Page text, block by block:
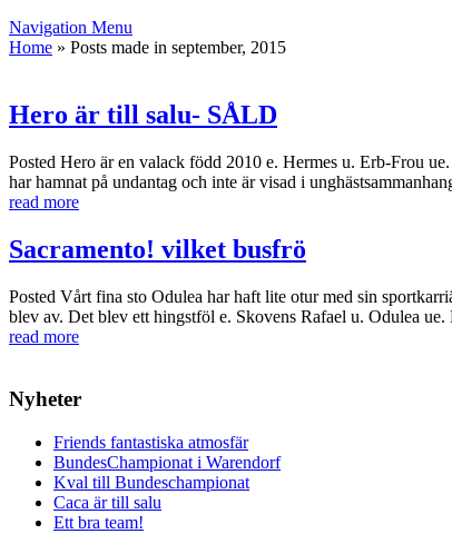
Navigation Menu
Home » Posts made in september, 2015
Hero är till salu- SÅLD
Posted Hero är en valack född 2010 e. Hermes u. Erb-Frou
har hamnat på undantag och inte är visad i
read more
Sacramento! vilket busfrö
Posted Vårt fina sto Odulea har haft lite otur med sin
blev av. Det blev ett hingstföl e. Skovens Rafael u. Odulea
read more
Nyheter
Friends fantastiska atmosfär
BundesChampionat i Warendorf
Kval till Bundeschampionat
Caca är till salu
Ett bra team!